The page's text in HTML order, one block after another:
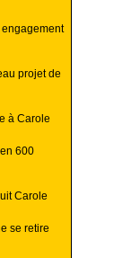
engagement
projet de
à Carole
600
Carole
se retire